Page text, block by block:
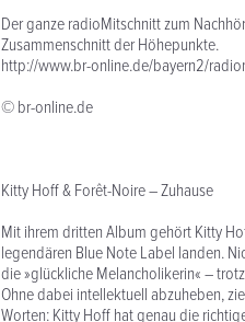
Der ganze radioMitschnitt zum
Zusammenschnitt der Höhepunkte.
http://www.br-online.de/bayern2/
© br-online.de
Kitty Hoff & Forêt-Noire – Zuhause
Mit ihrem dritten Album gehört Kitty
legendären Blue Note Label landen.
die »glückliche Melancholikerin« –
Ohne dabei intellektuell abzuheben,
Worten: Kitty Hoff hat genau die